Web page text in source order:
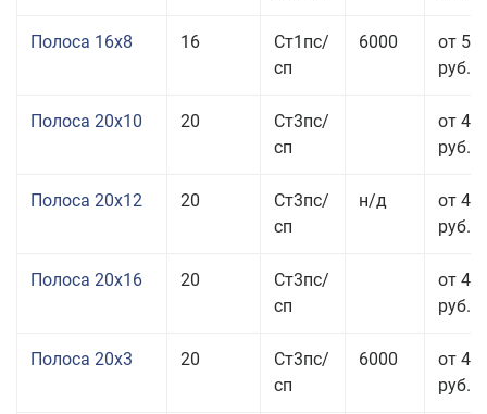
Полоса 16x8 16
Ст1пс/
сп
6000
от 55
руб.
Полоса 20x10 20
Ст3пс/
сп
от 44
руб.
Полоса 20x12 20
Ст3пс/
сп
н/д
от 44
руб.
Полоса 20x16 20
Ст3пс/
сп
от 45
руб.
Полоса 20x3 20
Ст3пс/
сп
6000
от 45
руб.